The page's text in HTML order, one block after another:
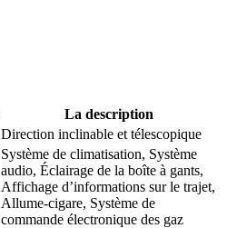
La description
Direction inclinable et télescopique
Système de climatisation, Système
audio, Éclairage de la boîte à gants,
Affichage d’informations sur le trajet,
Allume-cigare, Système de
commande électronique des gaz